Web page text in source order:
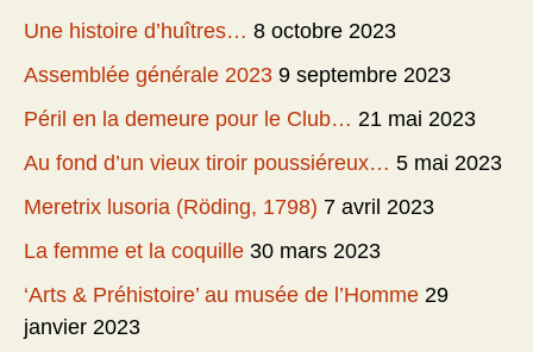
Une histoire d’huîtres… 8 octobre 2023
Assemblée générale 2023 9 septembre 2023
Péril en la demeure pour le Club… 21 mai 2023
Au fond d’un vieux tiroir poussiéreux… 5 mai 2023
Meretrix lusoria (Röding, 1798) 7 avril 2023
La femme et la coquille 30 mars 2023
‘Arts & Préhistoire’ au musée de l’Homme 29
janvier 2023